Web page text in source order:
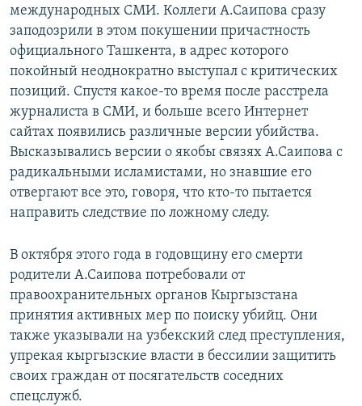
международных СМИ. Коллеги А.Саипова сразу
заподозрили в этом покушении причастность
официального Ташкента, в адрес которого
покойный неоднократно выступал с критических
позиций. Спустя какое-то время после расстрела
журналиста в СМИ, и больше всего Интернет
сайтах появились различные версии убийства.
Высказывались версии о якобы связях А.Саипова с
радикальными исламистами, но знавшие его
отвергают все это, говоря, что кто-то пытается
направить следствие по ложному следу.
В октября этого года в годовщину его смерти
родители А.Саипова потребовали от
правоохранительных органов Кыргызстана
принятия активных мер по поиску убийц. Они
также указывали на узбекский след преступления,
упрекая кыргызские власти в бессилии защитить
своих граждан от посягательств соседних
спецслужб.